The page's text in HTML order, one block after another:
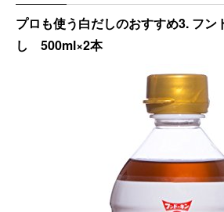
プロも使う白だしのおすすめ3. フ
し 500ml×2本